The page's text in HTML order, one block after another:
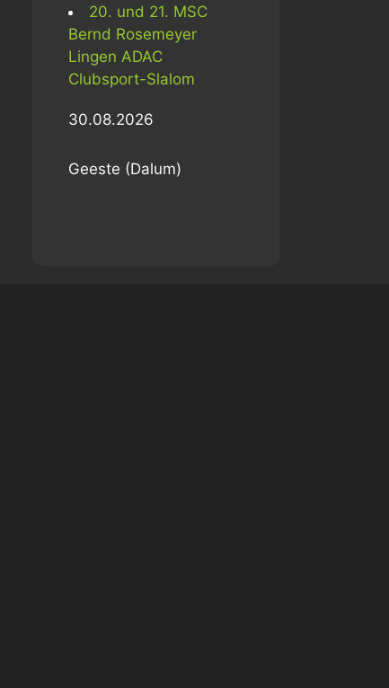
20. und 21. MSC
Bernd Rosemeyer
Lingen ADAC
Clubsport-Slalom
30.08.2026
Geeste (Dalum)